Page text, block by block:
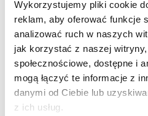
Wykorzystujemy pliki cookie
reklam, aby oferować funkcje
analizować ruch w naszych
jak korzystać z naszej
społecznościowe, dostępne i
mogą łączyć te informacje z
danymi od Ciebie lub
z ich usług.
Company:
Phone: